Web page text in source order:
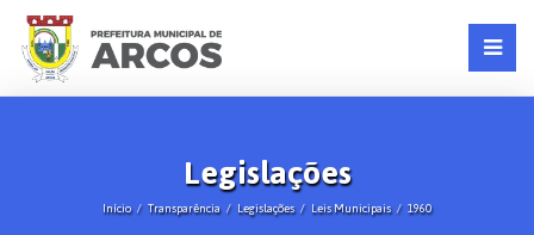
Legislações
Início Transparência Legislações Leis Municipais 1960